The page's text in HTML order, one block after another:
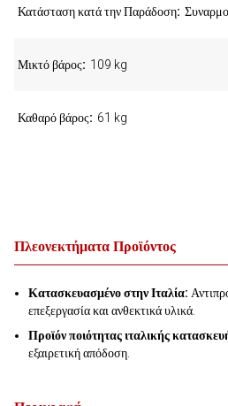
Πλεονεκτήματα Προϊόντος
Κατασκευασμένο στην Ιταλία:
επεξεργασία και ανθεκτικά υλικά.
Προϊόν ποιότητας ιταλικής
εξαιρετική απόδοση.
Κατάσταση κατά την Παράδοση
Μικτό βάρος 109 kg
Καθαρό βάρος 61 kg